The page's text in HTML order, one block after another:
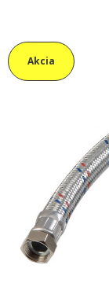
Akcia